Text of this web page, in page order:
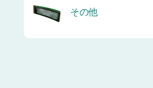
その他